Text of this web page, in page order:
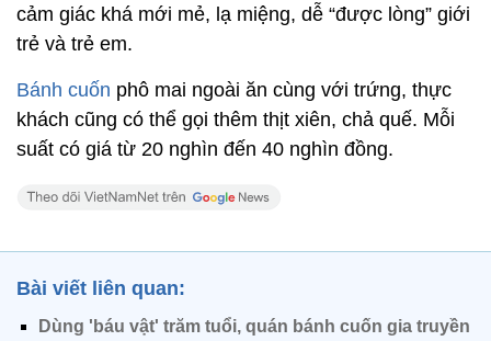
cảm giác khá mới mẻ, lạ miệng, dễ “được lòng” giới
trẻ và trẻ em.
Bánh cuốn phô mai ngoài ăn cùng với trứng, thực
khách cũng có thể gọi thêm thịt xiên, chả quế. Mỗi
suất có giá từ 20 nghìn đến 40 nghìn đồng.
Bài viết liên quan:
Dùng 'báu vật' trăm tuổi, quán bánh cuốn gia truyền